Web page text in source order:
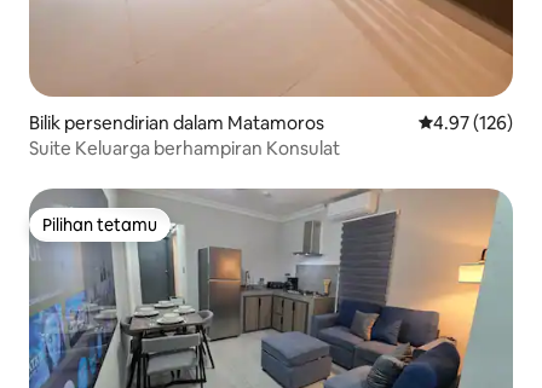
Bilik persendirian dalam Matamoros Penarafan
4.97 (126)
Suite Keluarga berhampiran Konsulat
Pilihan tetamu
Pilihan tetamu